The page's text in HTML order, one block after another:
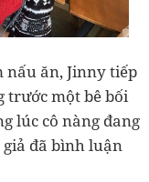
ăn, Jinny tiếp
trước một bê bối
lúc cô nàng đang
đã bình luận